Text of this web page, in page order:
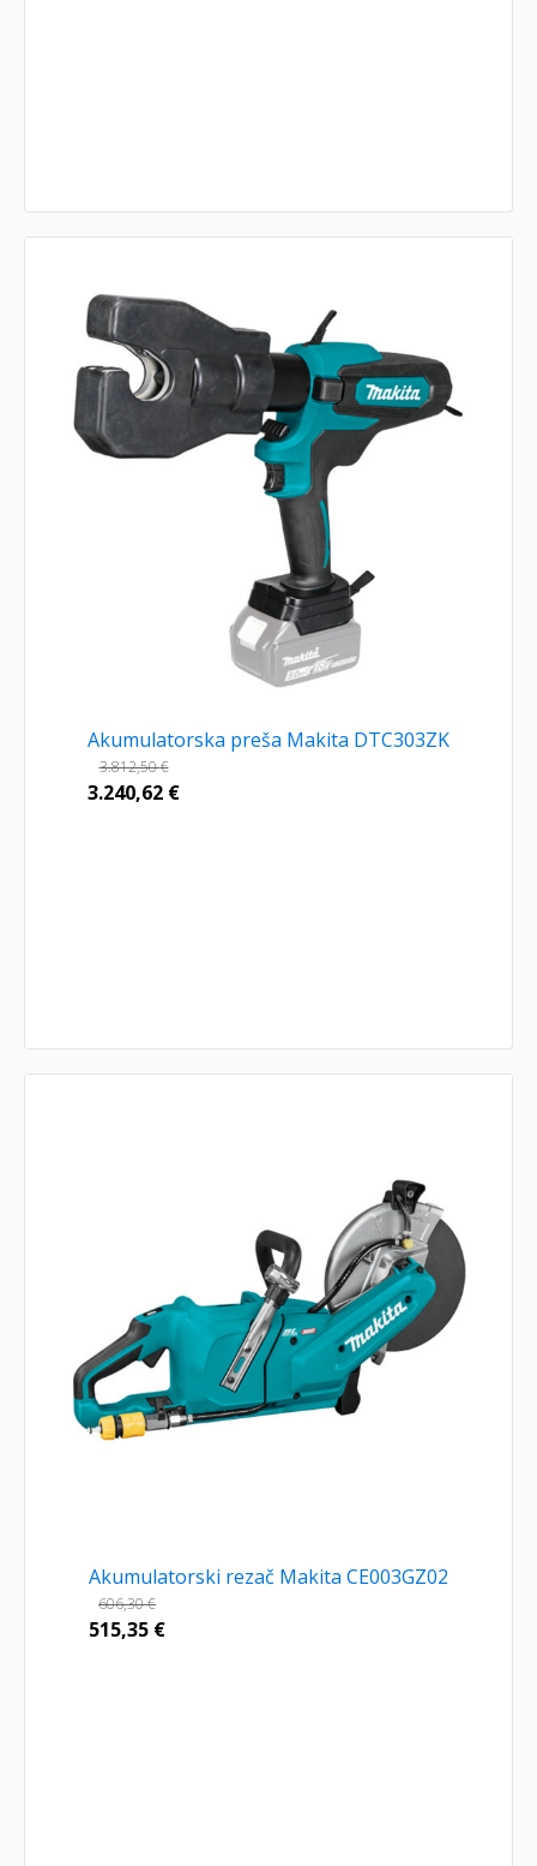
Akumulatorska preša Makita DTC303ZK
3.812,50€
3.240,62 €
Akumulatorski rezač Makita CE003GZ02
606,30€
515,35 €